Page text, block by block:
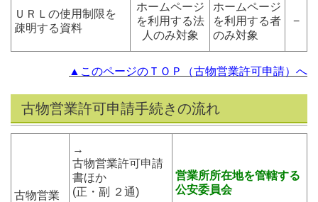
ＵＲＬの使用制限を
疎明する資料
ホームページ
を利用する法
人のみ対象
ホームページ
を利用する者
のみ対象
−
▲このページのＴＯＰ（古物営業許可申請）へ
古物営業許可申請手続きの流れ
古物営業
→
古物営業許可申請
書ほか
(正・副 ２通)
営業所所在地を管轄する
公安委員会